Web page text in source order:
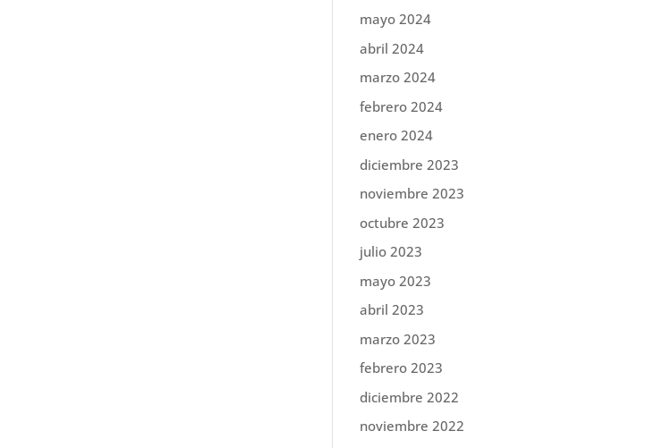
mayo 2024
abril 2024
marzo 2024
febrero 2024
enero 2024
diciembre 2023
noviembre 2023
octubre 2023
julio 2023
mayo 2023
abril 2023
marzo 2023
febrero 2023
diciembre 2022
noviembre 2022